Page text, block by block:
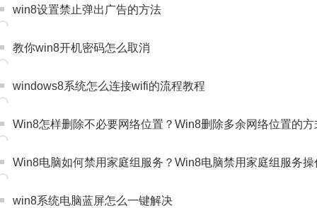
win8设置禁止弹出广告的方法
教你win8开机密码怎么取消
windows8系统怎么连接wifi的流程教程
Win8怎样删除不必要网络位置？Win8删除多余网络位置的方
Win8电脑如何禁用家庭组服务？Win8电脑禁用家庭组服务操
win8系统电脑蓝屏怎么一键解决